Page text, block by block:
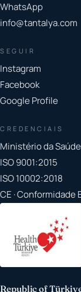
WhatsApp
info@tantalya.com
SEGUIR
Instagram
Facebook
Google Profile
CREDENCIAIS
Ministério da Saúde
ISO 9001:2015
ISO 10002:2018
CE · Conformidade
Republic of